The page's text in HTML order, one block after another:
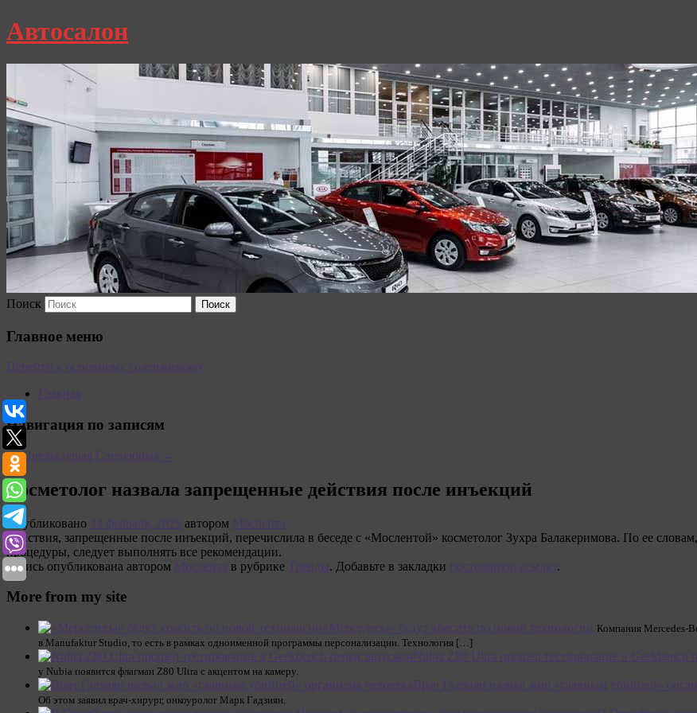
Автосалон
Поиск
Главное меню
Перейти к основному содержимому
Главная
Навигация по записям
←Предыдущая Следующая →
Косметолог назвала запрещенные действия после инъекций
Опубликовано 23 февраля, 2025 автором Мослента
Действия, запрещенные после инъекций, перечислила в беседе с «Мослентой» косметолог Зухра Балакеримова. По ее
процедуры, следует выполнять все рекомендации.
Запись опубликована автором Мослента в рубрике Тренды. Добавьте в закладки постоянную ссылку.
More from my site
«Мерседесы» будут красить по новой технологии Компания Mercedes-
в Manufaktur Studio, то есть в рамках одноименной программы персонализации. Технология […]
Nubia Z80 Ultra прошёл тестирование в Geekbench
у Nubia появится флагман Z80 Ultra с акцентом на камеру.
Врач Гадзиян назвал жир «главным убийцей»
Об этом заявил врач-хирург, онкоуролог Марк Гадзиян.